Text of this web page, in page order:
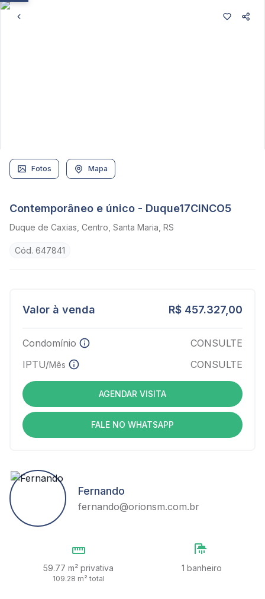
Fotos Mapa
Valor à venda R$ 457.327,00
Condomínio
CONSULTE
IPTU/Mês CONSULTE
AGENDAR VISITA
FALE NO WHATSAPP
Fernando
fernando@orionsm.com.br
Contemporâneo e único - Duque17CINCO5
Duque de Caxias, Centro, Santa Maria, RS
Cód. 647841
59.77 m² privativa
109.28 m² total
1 banheiro